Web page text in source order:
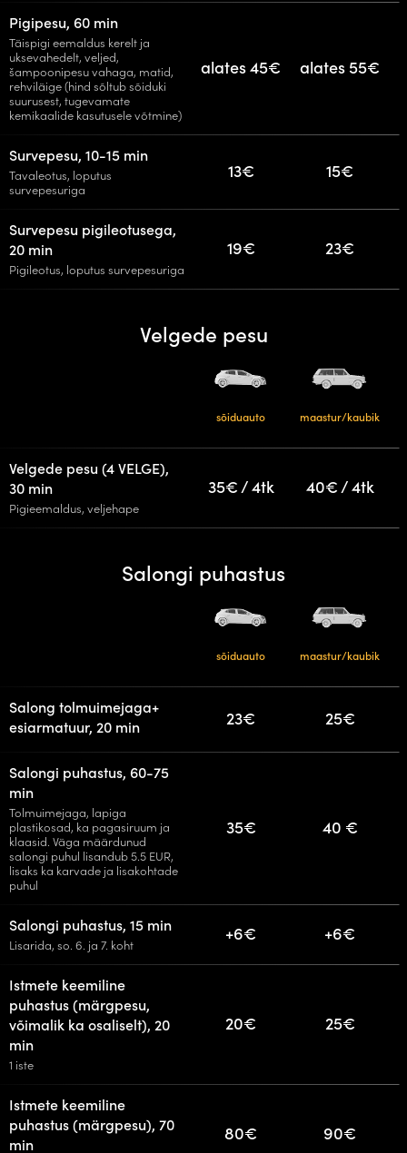
Pigipesu, 60 min
Täispigi eemaldus kerelt ja
uksevahedelt, veljed,
šampoonipesu vahaga, matid,
rehviläige (hind sõltub sõiduki
suurusest, tugevamate
kemikaalide kasutusele võtmine)
alates 45€ alates 55€
Survepesu, 10-15 min
Tavaleotus, loputus
survepesuriga
13€ 15€
Survepesu pigileotusega,
20 min
Pigileotus, loputus survepesuriga
19€ 23€
Velgede pesu
sõiduauto maastur/kaubik
Velgede pesu (4 VELGE),
30 min
Pigieemaldus, veljehape
35€ / 4tk 40€ / 4tk
Salongi puhastus
sõiduauto maastur/kaubik
Salong tolmuimejaga+
esiarmatuur, 20 min
23€ 25€
Salongi puhastus, 60-75
min
Tolmuimejaga, lapiga
plastikosad, ka pagasiruum ja
klaasid. Väga määrdunud
salongi puhul lisandub 5.5 EUR,
lisaks ka karvade ja lisakohtade
puhul
35€ 40 €
Salongi puhastus, 15 min
Lisarida, so. 6. ja 7. koht
+6€ +6€
Istmete keemiline
puhastus (märgpesu,
võimalik ka osaliselt), 20
min
1 iste
20€ 25€
Istmete keemiline
puhastus (märgpesu), 70
min
80€ 90€